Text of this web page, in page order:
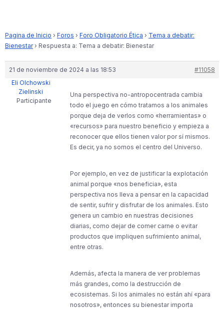
Pagina de Inicio › Foros › Foro Obligatorio Ética › Tema a debatir:
Bienestar › Respuesta a: Tema a debatir: Bienestar
21 de noviembre de 2024 a las 18:53
#11058
Eli Olchowski
Zielinski
Participante
Una perspectiva no-antropocentrada cambia
todo el juego en cómo tratamos a los animales
porque deja de verlos como «herramientas» o
«recursos» para nuestro beneficio y empieza a
reconocer que ellos tienen valor por sí mismos.
Es decir, ya no somos el centro del Universo.
Por ejemplo, en vez de justificar la explotación
animal porque «nos beneficia», esta
perspectiva nos lleva a pensar en la capacidad
de sentir, sufrir y disfrutar de los animales. Esto
genera un cambio en nuestras decisiones
diarias, como dejar de comer carne o evitar
productos que impliquen sufrimiento animal,
entre otras.
Además, afecta la manera de ver problemas
más grandes, como la destrucción de
ecosistemas. Si los animales no están ahí «para
nosotros», entonces su bienestar importa